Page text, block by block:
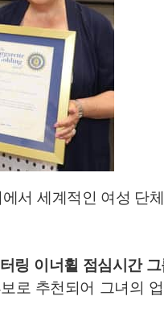
서 세계적인 여성 단
링 이너휠 점심시간
로 추천되어 그녀의